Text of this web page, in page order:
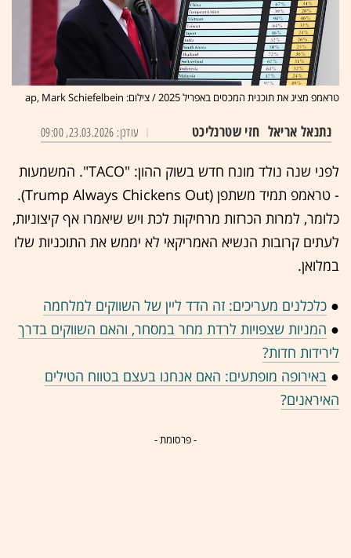
טראמפ מציג את תוכנית המכסים באפריל 2025 / צילום: ap, Mark Schiefelbein
נתנאל אריאל חזי שטרנליכט עודכן: 23.03.2026, 09:00
לפני שנה נולד מונח חדש בשוק ההון: "TACO". המשמעות
- טראמפ תמיד משתפן (Trump Always Chickens Out).
כלומר, למרות הכרזות מרחיקות לכת ויש שיאמרו אף קיצוניות,
לעתים קרובות הנשיא האמריקאי לא יממש את התוכניות שלו
במלואן.
● כלכלנים מעריכים: זה הדד ליין של השווקים למלחמה
● המניות שצפויות לרדת מחר במסחר, והאם השווקים בדרך
לירידות חדות?
● באירופה מופתעים: האם אנחנו בעצם בטווח הטילים
האיראנים?
- פרסומת -